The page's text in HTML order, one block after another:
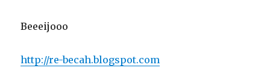
Beeeijooo
http://re-becah.blogspot.com